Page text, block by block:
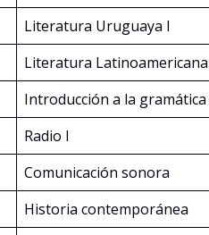
Literatura Uruguaya I
Literatura
Introducción a la
Radio I
Comunicación sonora
Historia contemporánea